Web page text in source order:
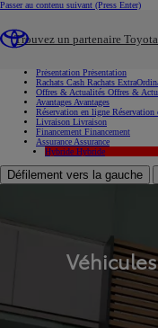
Passer au contenu suivant (Press Enter)
Trouvez un partenaire Toyota
Présentation Présentation
Rachats Cash Rachats
Offres & Actualités Offres &
Avantages Avantages
Réservation en ligne Réservation
Livraison Livraison
Financement Financement
Assurance Assurance
Hybride Hybride
Défilement vers la gauche